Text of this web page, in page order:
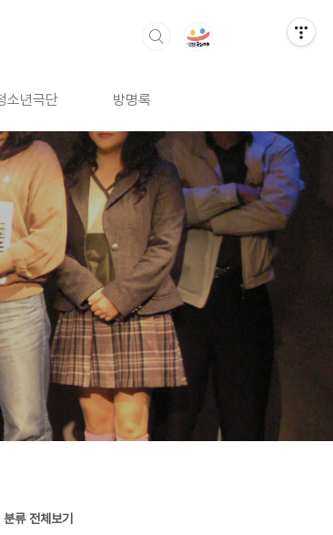
소년극단 방명록
분류 전체보기